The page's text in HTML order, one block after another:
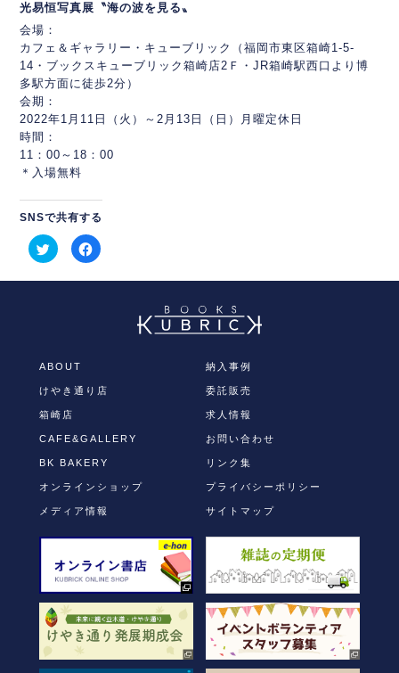
光易恒写真展
〝海の波を見る〟
会場：
カフェ＆ギャラリー・ キューブリック
（福岡市東区箱崎1-5-
14・ブックスキューブリック箱崎店2Ｆ・JR箱崎駅西口より博
多駅方面に徒歩2分）
会期：
2022年1月11日（火）～2月13日（日）月曜定休日
時間：
11：00～18：00
＊入場無料
SNSで共有する
ク
リ
ク
し
い
ウ
ィ
ド
で
き
ま
す)
Facebook
で
有
て
く
(新
い
ウ
ィ
ン
ウ
開
す)
ABOUT
けやき通り店
箱崎店
CAFE&GALLERY
BK BAKERY
オンラインショップ
メディア情報
納入事例
委託販売
求人情報
お問い合わせ
リンク集
プライバシーポリシー
サイトマップ